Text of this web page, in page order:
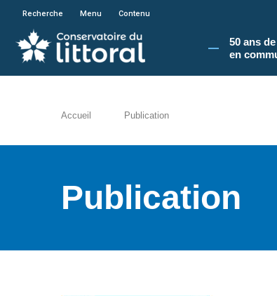
En poursuivant votre navigation
Recherche Menu Contenu
50 ans
en
Accueil Publication
Publication